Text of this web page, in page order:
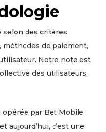
selon des critères
méthodes de paiement,
Notre note est
des utilisateurs.
opérée par Bet Mobile
aujourd’hui, c’est une